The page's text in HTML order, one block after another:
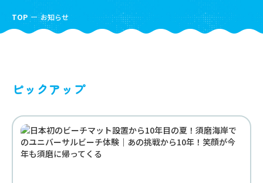
TOP お知らせ
ピックアップ